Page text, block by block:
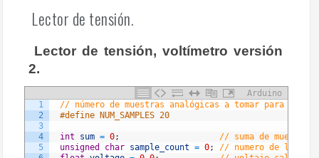
Lector de tensión.
Lector de tensión, voltímetro versión
2.
Arduino
1
2
3
4
5
// número de muestras analógicas a tomar para la
#define NUM_SAMPLES 20
int sum = 0;
// suma de muestras
unsigned
char sample_count = 0;
// numero de la